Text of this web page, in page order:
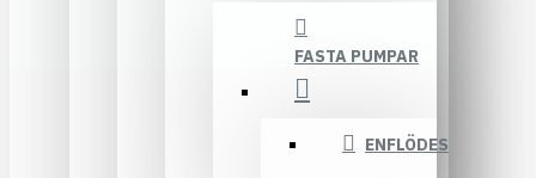
FASTA PUMPAR
ENFLÖDES